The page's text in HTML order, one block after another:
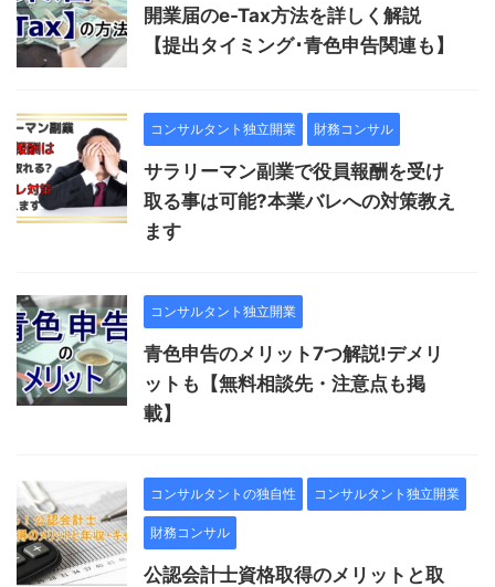
開業届のe-Tax方法を詳しく解説
【提出タイミング･青色申告関連も】
コンサルタント独立開業 財務コンサル
サラリーマン副業で役員報酬を受け
取る事は可能?本業バレへの対策教え
ます
コンサルタント独立開業
青色申告のメリット7つ解説!デメリ
ットも【無料相談先・注意点も掲
載】
コンサルタントの独自性 コンサルタント独立開業
財務コンサル
公認会計士資格取得のメリットと取